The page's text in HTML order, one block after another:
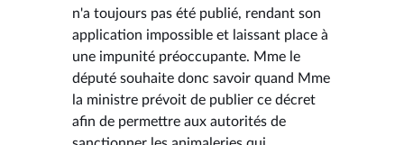
n'a toujours pas été publié, rendant son
application impossible et laissant place à
une impunité préoccupante. Mme le
député souhaite donc savoir quand Mme
la ministre prévoit de publier ce décret
afin de permettre aux autorités de